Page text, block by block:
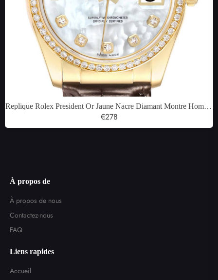
Replique Rolex President Or Jaune Nacre Diamant Montre Homme
116188
€278
À propos de
À propos de nous
Contactez-nous
FAQ
Liens rapides
Accueil